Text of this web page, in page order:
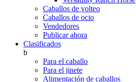
Caballos de volteo
Caballos de ocio
Vendedores
Publicar ahora
Clasificados
b
Para el caballo
Para el jinete
Alimentación de caballos